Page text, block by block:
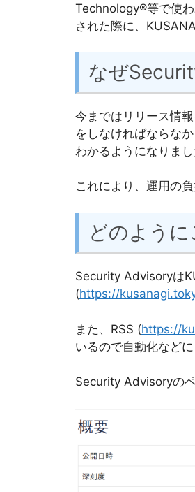
Technology®等で使
された際に、
なぜ
今まではリリース情
をしなければならな
わかるようになりまし
これにより、運用の
どのよう
Security Advisoryは
(https://
また、RSS (https://
いるので自動化など
Security Advisoryの